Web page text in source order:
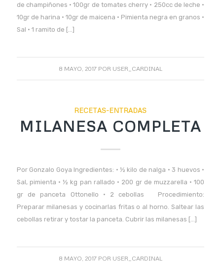
de champiñones • 100gr de tomates cherry • 250cc de leche •
10gr de harina • 10gr de maicena • Pimienta negra en granos •
Sal • 1 ramito de […]
8 MAYO, 2017 POR USER_CARDINAL
RECETAS-ENTRADAS
MILANESA COMPLETA
Por Gonzalo Goya Ingredientes: • ½ kilo de nalga • 3 huevos •
Sal, pimienta • ½ kg pan rallado • 200 gr de muzzarella • 100
gr de panceta Ottonello • 2 cebollas Procedimiento:
Preparar milanesas y cocinarlas fritas o al horno. Saltear las
cebollas retirar y tostar la panceta. Cubrir las milanesas […]
8 MAYO, 2017 POR USER_CARDINAL